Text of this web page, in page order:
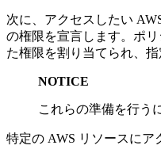
次に、アクセスしたい
の権限を宣言します。ポ
た権限を割り当てられ、
NOTICE
これらの準備を行う
特定の AWS リソースにア